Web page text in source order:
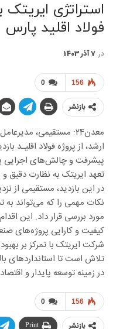
استراتژی ایریتک
فولاد اقلید پارس
در 7 آذر 1403
0 156
بازنشر
معدن۲۴: مستقیمی،
ارشد، از پروژه فولاد اقلیـد
پیشرفت و چالش‌های اجرایی
تعهد ایریتک به نظارت دقیق
در این بازدید، مستقیمی از
نکات مهمی را که می‌تواند به
مورد بررسی قرار داد. این
کیفیت و کارایی پروژه‌های
شرکت ایریتک با تمرکز بر
تلاش است تا استانداردهای
در زمینه توسعه پایدار و
0 156
بازنشر Print